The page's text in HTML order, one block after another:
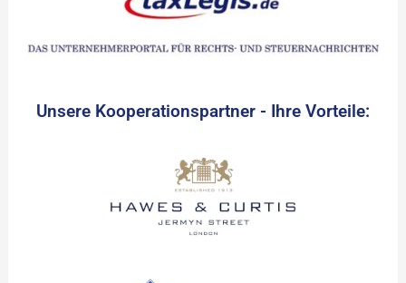
Unsere Kooperationspartner - Ihre Vorteile: